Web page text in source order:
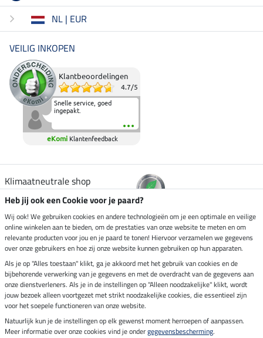
NL | EUR
VEILIG INKOPEN
Klantbeoordelingen
4.7/5
Snelle service, goed
ingepakt.
eKomi Klantenfeedback
Klimaatneutrale shop
Verzending per
Veilig betalen met
Impressum
Heb jij ook een Cookie voor je paard?
Wij ook! We gebruiken cookies en andere technologieën om je een optimale en veilige
online winkelen aan te bieden, om de prestaties van onze website te meten en om
relevante producten voor jou en je paard te tonen! Hiervoor verzamelen we gegevens
over onze gebruikers en hoe zij onze website kunnen gebruiken op hun apparaten.
Als je op "Alles toestaan" klikt, ga je akkoord met het gebruik van cookies en de
bijbehorende verwerking van je gegevens en met de overdracht van de gegevens aan
onze dienstverleners. Als je in de instellingen op "Alleen noodzakelijke" klikt, wordt
jouw bezoek alleen voortgezet met strikt noodzakelijke cookies, die essentieel zijn
voor het soepele functioneren van onze website.
Natuurlijk kun je de instellingen op elk gewenst moment herroepen of aanpassen.
Meer informatie over onze cookies vind je ondergegevensbescherming.